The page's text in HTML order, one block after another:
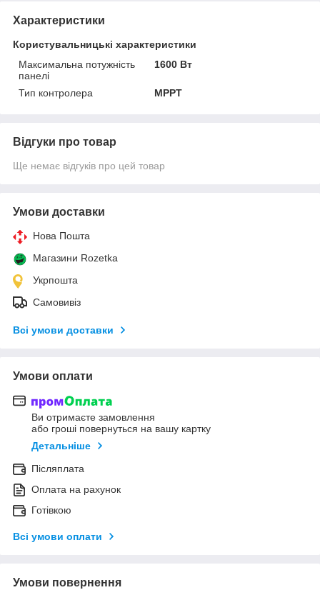
Характеристики
Користувальницькі характеристики
Максимальна потужність
панелі
1600 Вт
Тип контролера MPPT
Відгуки про товар
Ще немає відгуків про цей товар
Умови доставки
Нова Пошта
Магазини Rozetka
Укрпошта
Самовивіз
Всі умови доставки
Умови оплати
Ви отримаєте замовлення
або гроші повернуться на вашу картку
Детальніше
Післяплата
Оплата на рахунок
Готівкою
Всі умови оплати
Умови повернення